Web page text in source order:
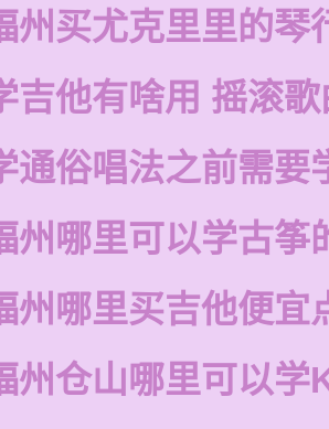
州买尤克里里的琴
吉他有啥用 摇滚歌
通俗唱法之前需要
州哪里可以学古筝
州哪里买吉他便宜
州仓山哪里可以学